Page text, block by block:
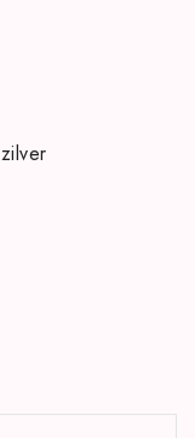
zilver